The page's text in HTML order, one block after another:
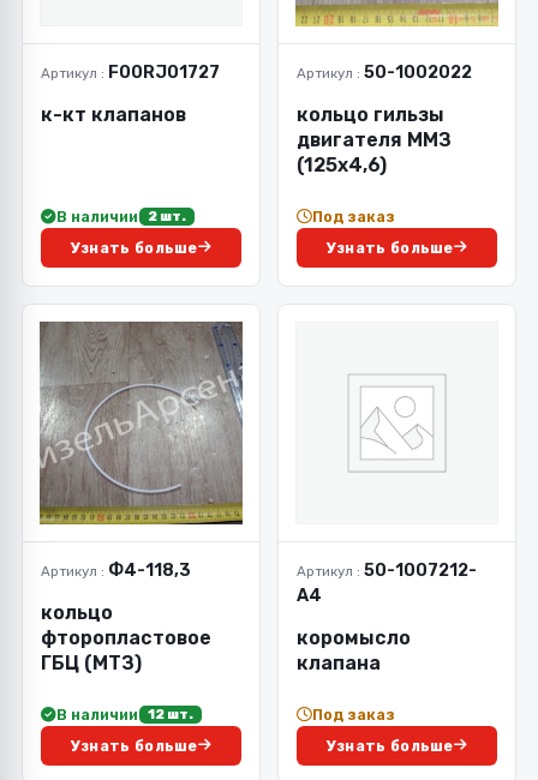
Артикул : F00RJ01727
к-кт клапанов
В наличии 2 шт.
Узнать больше
Артикул : 50-1002022
кольцо гильзы
двигателя ММЗ
(125х4,6)
Под заказ
Узнать больше
Артикул : Ф4-118,3
кольцо
фторопластовое
ГБЦ (МТЗ)
В наличии 12 шт.
Узнать больше
Артикул : 50-1007212-
А4
коромысло
клапана
Под заказ
Узнать больше